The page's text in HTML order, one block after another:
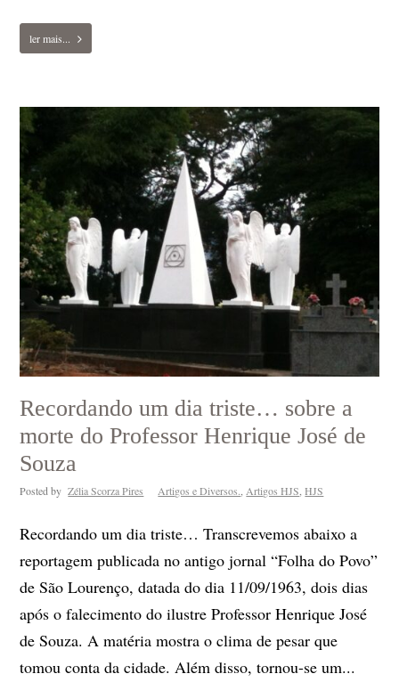
ler mais...
Recordando um dia triste… sobre a
morte do Professor Henrique José de
Souza
Posted by Zélia Scorza Pires Artigos e Diversos. Artigos HJS ,HJS
Recordando um dia triste… Transcrevemos abaixo a
reportagem publicada no antigo jornal “Folha do Povo”
de São Lourenço, datada do dia 11/09/1963, dois dias
após o falecimento do ilustre Professor Henrique José
de Souza. A matéria mostra o clima de pesar que
tomou conta da cidade. Além disso, tornou-se um...